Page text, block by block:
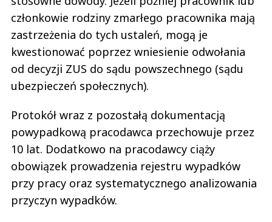
członkowie rodziny zmarłego pracownika mają
zastrzeżenia do tych ustaleń, mogą je
kwestionować poprzez wniesienie odwołania
od decyzji ZUS do sądu powszechnego (sądu
ubezpieczeń społecznych).
Protokół wraz z pozostałą dokumentacją
powypadkową pracodawca przechowuje przez
10 lat. Dodatkowo na pracodawcy ciąży
obowiązek prowadzenia rejestru wypadków
przy pracy oraz systematycznego analizowania
przyczyn wypadków.